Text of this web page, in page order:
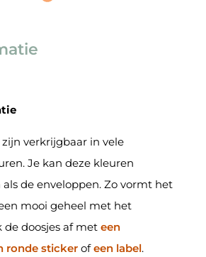
verkrijgbaar in vele
Je kan deze kleuren
de enveloppen. Zo vormt het
mooi geheel met het
de doosjes af met een
ronde sticker ofeen label.